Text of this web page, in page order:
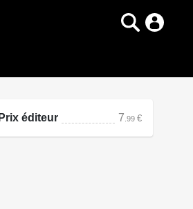
Prix éditeur 7 .99 €